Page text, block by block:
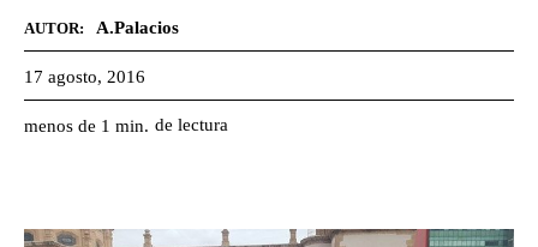
AUTOR: A.Palacios
17 agosto, 2016
menos de 1 min. de lectura